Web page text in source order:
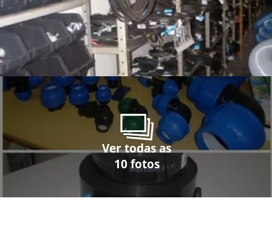
Ver todas as
10 fotos
Ver todas as
10 fotos
Ver todas as
10 fotos
Ver todas as
10 fotos
Ver todas as
10 fotos
Ver todas as
10 fotos
Ver todas as
10 fotos
Ver todas as
10 fotos
Ver todas as
10 fotos
Ver todas as
10 fotos